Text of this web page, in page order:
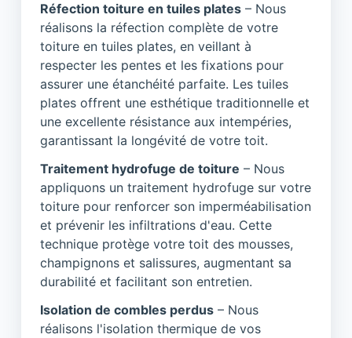
Réfection toiture en tuiles plates – Nous
réalisons la réfection complète de votre
toiture en tuiles plates, en veillant à
respecter les pentes et les fixations pour
assurer une étanchéité parfaite. Les tuiles
plates offrent une esthétique traditionnelle et
une excellente résistance aux intempéries,
garantissant la longévité de votre toit.
Traitement hydrofuge de toiture – Nous
appliquons un traitement hydrofuge sur votre
toiture pour renforcer son imperméabilisation
et prévenir les infiltrations d'eau. Cette
technique protège votre toit des mousses,
champignons et salissures, augmentant sa
durabilité et facilitant son entretien.
Isolation de combles perdus – Nous
réalisons l'isolation thermique de vos